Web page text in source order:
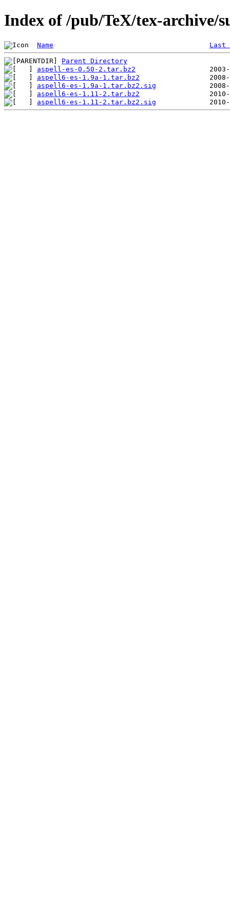
Index of /pub/TeX/tex-archive/
Name Last
Parent Directory
aspell-es-0.50-2.tar.bz2
aspell6-es-1.9a-1.tar.bz2
aspell6-es-1.9a-1.tar.bz2.sig
aspell6-es-1.11-2.tar.bz2
aspell6-es-1.11-2.tar.bz2.sig